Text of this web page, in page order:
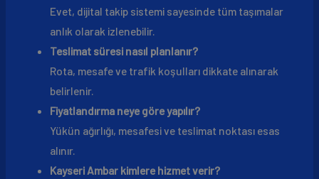
Evet, dijital takip sistemi sayesinde tüm taşımalar
anlık olarak izlenebilir.
Teslimat süresi nasıl planlanır?
Rota, mesafe ve trafik koşulları dikkate alınarak
belirlenir.
Fiyatlandırma neye göre yapılır?
Yükün ağırlığı, mesafesi ve teslimat noktası esas
alınır.
Kayseri Ambar kimlere hizmet verir?